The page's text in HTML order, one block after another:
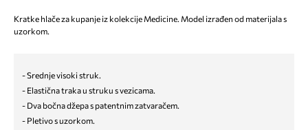
Kratke hlače za kupanje iz kolekcije Medicine. Model izrađen od materijala s
uzorkom.
- Srednje visoki struk.
- Elastična traka u struku s vezicama.
- Dva bočna džepa s patentnim zatvaračem.
- Pletivo s uzorkom.